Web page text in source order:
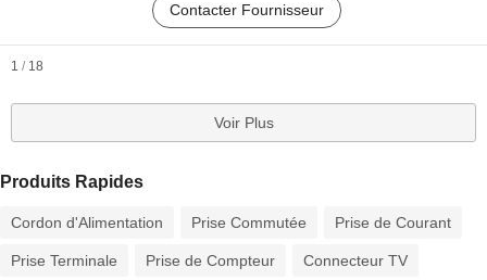
Contacter Fournisseur
1 / 18
Voir Plus
Produits Rapides
Cordon d'Alimentation Prise Commutée Prise de Courant
Prise Terminale Prise de Compteur Connecteur TV